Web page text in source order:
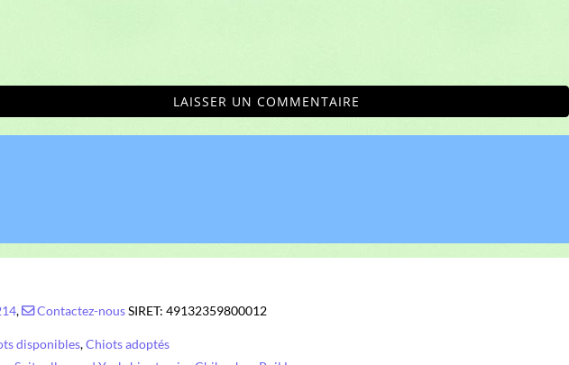
LAISSER UN COMMENTAIRE
, Contactez-nousSIRET: 49132359800012
disponibles,Chiots adoptés